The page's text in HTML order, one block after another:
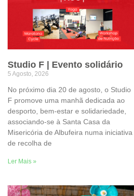
Studio F | Evento solidário
5 Agosto, 2026
No próximo dia 20 de agosto, o Studio
F promove uma manhã dedicada ao
desporto, bem-estar e solidariedade,
associando-se à Santa Casa da
Misericória de Albufeira numa iniciativa
de recolha de
Ler Mais »